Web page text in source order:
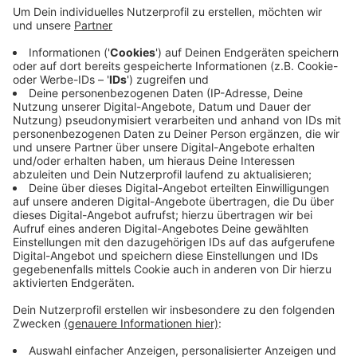
Der Kampfmittelbeseitigungsdienst konnte gegen 21
Uhr seine Arbeit beginnen – nach 37 Minuten war die
Bombe entschärft. Wegen des 10-Zentner-
Blindgängers gab es mehrere Straßensperrungen und
Einschränkungen im Bahnverkehr. Bei der Rheinbahn
waren die Linien 706, 723 und 732 betroffen.
Anzeige
Anzeige